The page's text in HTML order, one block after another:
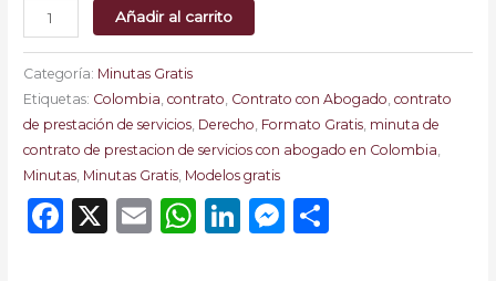
Añadir al carrito
Categoría: Minutas Gratis
Etiquetas: Colombia ,contrato Contrato con Abogado ,contrato
de prestación de servicios Derecho Formato Gratis minuta de
contrato de prestacion de servicios con abogado en Colombia
Minutas Minutas Gratis Modelos gratis
Facebook
X EmailWhatsApp
LinkedIn
Messenger